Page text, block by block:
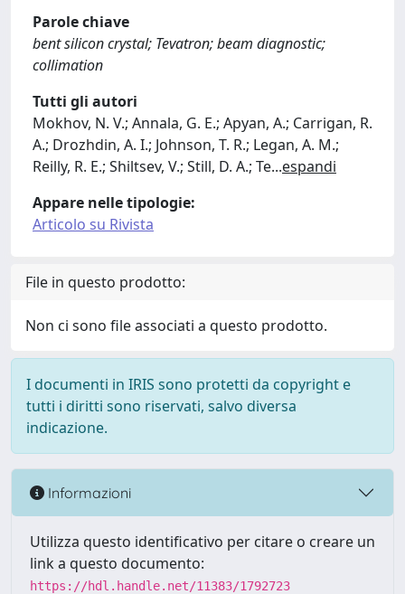
Parole chiave
bent silicon crystal; Tevatron; beam diagnostic;
collimation
Tutti gli autori
Mokhov, N. V.; Annala, G. E.; Apyan, A.; Carrigan, R.
A.; Drozhdin, A. I.; Johnson, T. R.; Legan, A. M.;
Reilly, R. E.; Shiltsev, V.; Still, D. A.; Te...espandi
Appare nelle tipologie:
Articolo su Rivista
File in questo prodotto:
Non ci sono file associati a questo prodotto.
I documenti in IRIS sono protetti da copyright e
tutti i diritti sono riservati, salvo diversa
indicazione.
Informazioni
Utilizza questo identificativo per citare o creare un
link a questo documento:
https://hdl.handle.net/11383/1792723